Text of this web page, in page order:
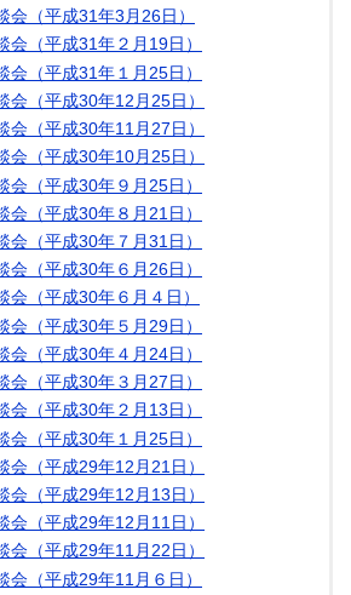
会（平成31年3月26日）
会（平成31年２月19日）
会（平成31年１月25日）
会（平成30年12月25日）
会（平成30年11月27日）
会（平成30年10月25日）
会（平成30年９月25日）
会（平成30年８月21日）
会（平成30年７月31日）
会（平成30年６月26日）
会（平成30年６月４日）
会（平成30年５月29日）
会（平成30年４月24日）
会（平成30年３月27日）
会（平成30年２月13日）
会（平成30年１月25日）
会（平成29年12月21日）
会（平成29年12月13日）
会（平成29年12月11日）
会（平成29年11月22日）
会（平成29年11月６日）